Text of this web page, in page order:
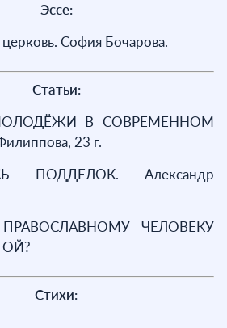
Эссе:
София Бочарова.
Статьи:
В СОВРЕМЕННОМ
23 г.
ПОДДЕЛОК. Александр
ЧЕЛОВЕКУ
Стихи: